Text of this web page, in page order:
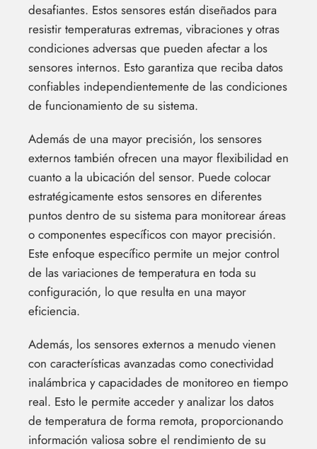
desafiantes. Estos sensores están diseñados para
resistir temperaturas extremas, vibraciones y otras
condiciones adversas que pueden afectar a los
sensores internos. Esto garantiza que reciba datos
confiables independientemente de las condiciones
de funcionamiento de su sistema.
Además de una mayor precisión, los sensores
externos también ofrecen una mayor flexibilidad en
cuanto a la ubicación del sensor. Puede colocar
estratégicamente estos sensores en diferentes
puntos dentro de su sistema para monitorear áreas
o componentes específicos con mayor precisión.
Este enfoque específico permite un mejor control
de las variaciones de temperatura en toda su
configuración, lo que resulta en una mayor
eficiencia.
Además, los sensores externos a menudo vienen
con características avanzadas como conectividad
inalámbrica y capacidades de monitoreo en tiempo
real. Esto le permite acceder y analizar los datos
de temperatura de forma remota, proporcionando
información valiosa sobre el rendimiento de su